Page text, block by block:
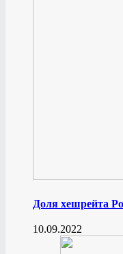
Доля хешрейта
10.09.2022